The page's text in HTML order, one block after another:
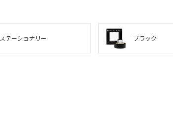
ステーショナリー ブラック